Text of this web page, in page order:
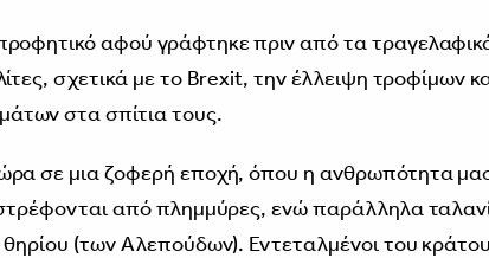
αφού γράφτηκε πριν από τα
σχετικά με το Brexit, την έλλειψη τροφίμων
στα σπίτια τους.
σε μια ζοφερή εποχή, όπου η ανθρωπότητα
από πλημμύρες, ενώ παράλληλα
θηρίου (των Αλεπούδων). Εντεταλμένοι του